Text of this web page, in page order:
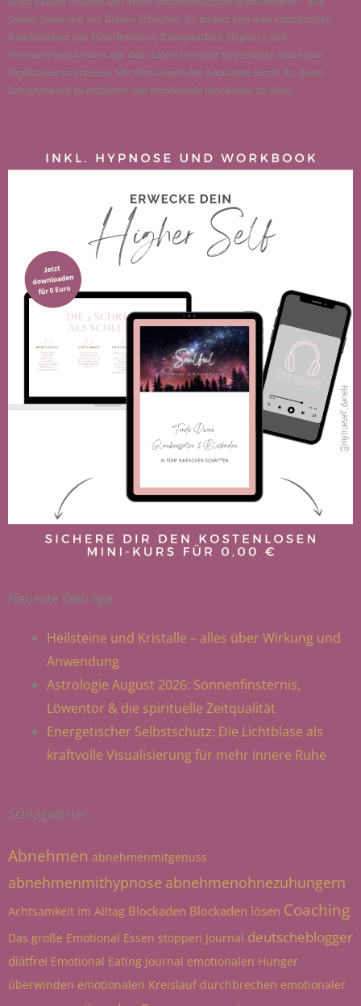
Deiner Seele und mit klaren Schritten. Du findest hier eine einzigartige
Kombination aus Manifestation, Energiearbeit, Hypnose und
Nervensystemwissen, um dein Leben bewusst zu gestalten und echte
Ergebnisse zu erzielen. Mit dem Gesetz der Annahme lernst du, deine
Schöpferkraft zu entfalten und emotionale Blockaden zu lösen.
Neueste Beiträge
Heilsteine und Kristalle – alles über Wirkung und
Anwendung
Astrologie August 2026: Sonnenfinsternis,
Löwentor & die spirituelle Zeitqualität
Energetischer Selbstschutz: Die Lichtblase als
kraftvolle Visualisierung für mehr innere Ruhe
Schlagwörter
Abnehmen abnehmenmitgenuss
abnehmenmithypnose abnehmenohnezuhungern
Achtsamkeit im Alltag Blockaden Blockaden lösen Coaching
Das große Emotional Essen stoppen Journal deutscheblogger
diätfrei Emotional Eating Journal emotionalen Hunger
überwinden emotionalen Kreislauf durchbrechen emotionaler